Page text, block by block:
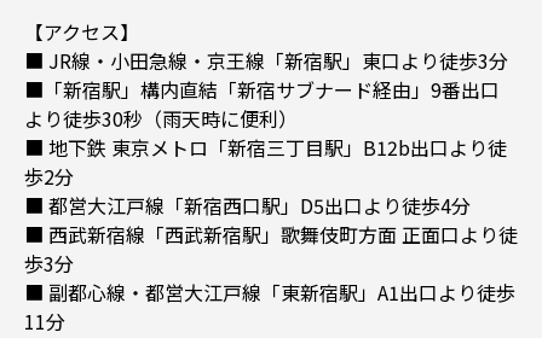
【アクセス】
■ JR線・小田急線・京王線「新宿駅」東口より徒歩3分
■「新宿駅」構内直結「新宿サブナード経由」9番出口
より徒歩30秒（雨天時に便利）
■ 地下鉄 東京メトロ「新宿三丁目駅」B12b出口より徒
歩2分
■ 都営大江戸線「新宿西口駅」D5出口より徒歩4分
■ 西武新宿線「西武新宿駅」歌舞伎町方面 正面口より徒
歩3分
■ 副都心線・都営大江戸線「東新宿駅」A1出口より徒歩
11分